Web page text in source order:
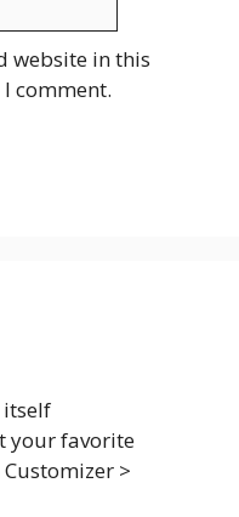
website in this
comment.
your favorite
>